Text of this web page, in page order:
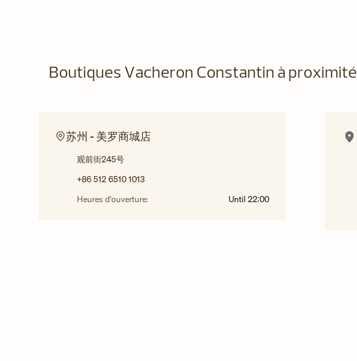
Boutiques Vacheron Constantin à proximité
苏州 - 美罗商城店
观前街245号
+86 512 6510 1013
Heures d'ouverture:
Until 22:00